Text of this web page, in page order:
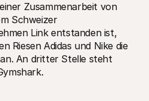
einer Zusammenarbeit von
Schweizer
Link entstanden ist,
Riesen Adidas und Nike die
An dritter Stelle steht